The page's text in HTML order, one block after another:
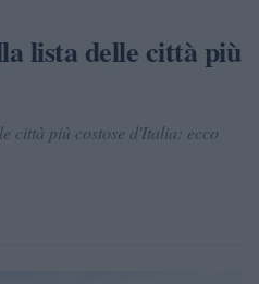
lista delle città più
città più costose d'Italia: ecco